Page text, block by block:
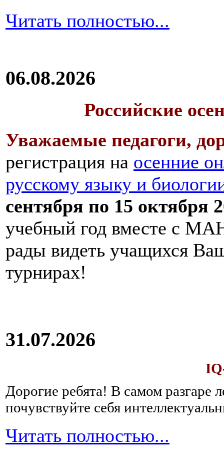
Читать полностью...
06.08.2026
Российские
Уважаемые педагоги,
регистрация на осенние
русскому языку и
сентября по 15 октября
учебный год вместе с
рады видеть учащихся
турнирах!
31.07.2026
Дорогие ребята! В самом разгаре
почувствуйте себя
Читать полностью...